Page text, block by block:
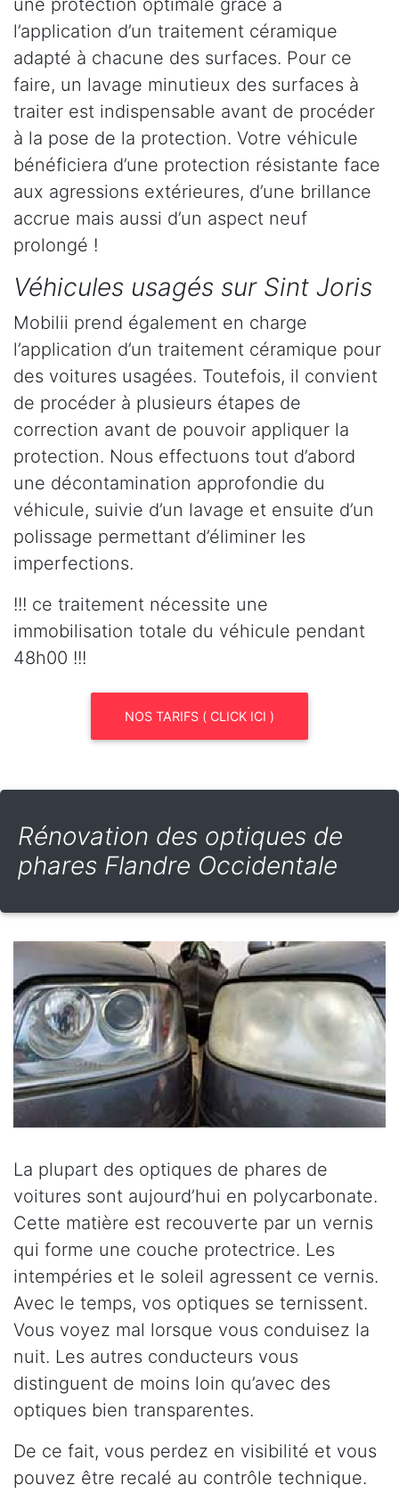
une protection optimale grâce à
l’application d’un traitement céramique
adapté à chacune des surfaces. Pour ce
faire, un lavage minutieux des surfaces à
traiter est indispensable avant de procéder
à la pose de la protection. Votre véhicule
bénéficiera d’une protection résistante face
aux agressions extérieures, d’une brillance
accrue mais aussi d’un aspect neuf
prolongé !
Véhicules usagés sur Sint Joris
Mobilii prend également en charge
l’application d’un traitement céramique pour
des voitures usagées. Toutefois, il convient
de procéder à plusieurs étapes de
correction avant de pouvoir appliquer la
protection. Nous effectuons tout d’abord
une décontamination approfondie du
véhicule, suivie d’un lavage et ensuite d’un
polissage permettant d’éliminer les
imperfections.
!!! ce traitement nécessite une
immobilisation totale du véhicule pendant
48h00 !!!
NOS TARIFS ( CLICK ICI )
Rénovation des optiques de
phares Flandre Occidentale
La plupart des optiques de phares de
voitures sont aujourd’hui en polycarbonate.
Cette matière est recouverte par un vernis
qui forme une couche protectrice. Les
intempéries et le soleil agressent ce vernis.
Avec le temps, vos optiques se ternissent.
Vous voyez mal lorsque vous conduisez la
nuit. Les autres conducteurs vous
distinguent de moins loin qu’avec des
optiques bien transparentes.
De ce fait, vous perdez en visibilité et vous
pouvez être recalé au contrôle technique.